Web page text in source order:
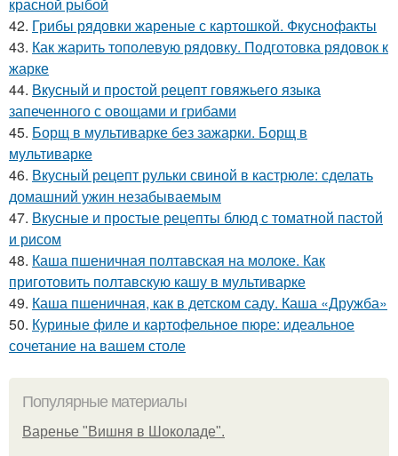
42. Грибы рядовки жареные с картошкой. Фкуснофакты
43. Как жарить тополевую рядовку. Подготовка рядовок к
жарке
44. Вкусный и простой рецепт говяжьего языка
запеченного с овощами и грибами
45. Борщ в мультиварке без зажарки. Борщ в
мультиварке
46. Вкусный рецепт рульки свиной в кастрюле: сделать
домашний ужин незабываемым
47. Вкусные и простые рецепты блюд с томатной пастой
и рисом
48. Каша пшеничная полтавская на молоке. Как
приготовить полтавскую кашу в мультиварке
49. Каша пшеничная, как в детском саду. Каша «Дружба»
50. Куриные филе и картофельное пюре: идеальное
сочетание на вашем столе
Популярные материалы
Варенье "Вишня в Шоколаде".